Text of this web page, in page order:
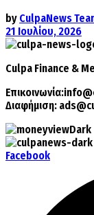
by CulpaNews
21 Ιουλίου, 2026
Culpa Finance &
Επικοινωνία:
Διαφήμιση:
Facebook